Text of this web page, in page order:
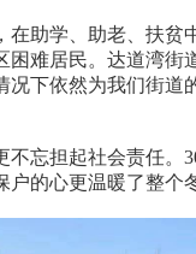
学、助老、扶贫
难居民。达道湾街
下依然为我们街道
忘担起社会责任。
户的心更温暖了整个